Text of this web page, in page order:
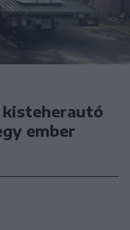
kisteherautó
ember